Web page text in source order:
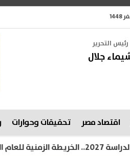
رئيس التحرير
جلال
اقتصاد مصر تحقيقات وحوارات